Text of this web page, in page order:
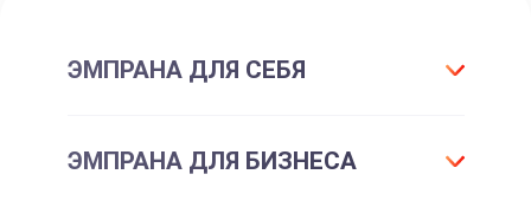
ЭМПРАНА ДЛЯ СЕБЯ
Все впечатления
ЭМПРАНА ДЛЯ БИЗНЕСА